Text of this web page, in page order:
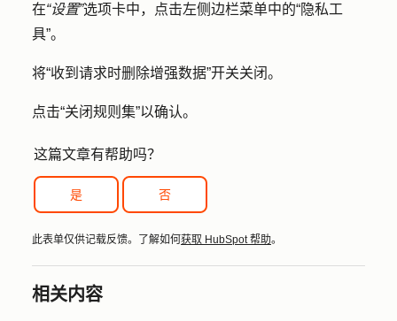
在“设置”选项卡中，点击左侧边栏菜单中的“隐私工
具”。
将“收到请求时删除增强数据”开关关闭。
点击“关闭规则集”以确认。
这篇文章有帮助吗？
是 否
此表单仅供记载反馈。了解如何 获取 HubSpot 帮助。
相关内容